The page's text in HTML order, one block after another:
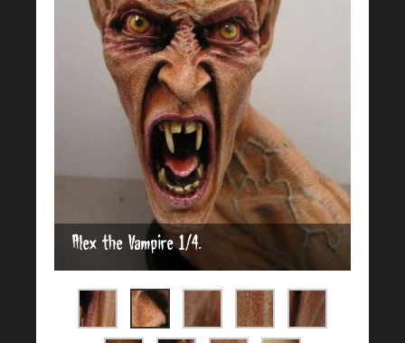
Alex the Vampire 1/4.